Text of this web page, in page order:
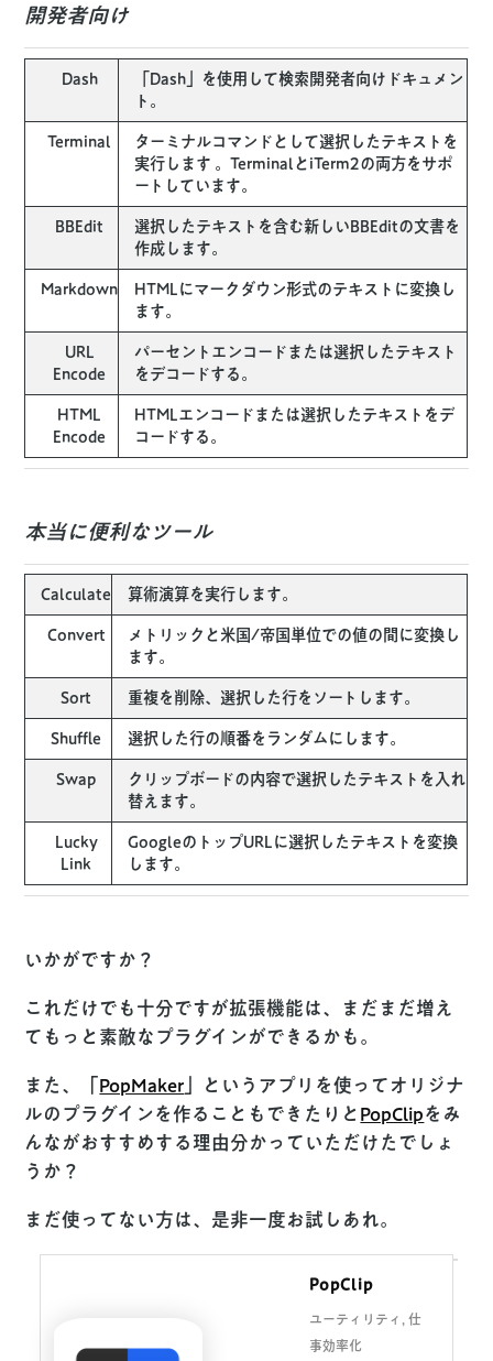
開発者向け
Dash
「Dash」を使用して検索開発者向けドキュメン
ト。
Terminal
ターミナルコマンドとして選択したテキストを
実行します 。TerminalとiTerm2の両方をサポ
ートしています。
BBEdit
選択したテキストを含む新しいBBEditの文書を
作成します。
Markdown
HTMLにマークダウン形式のテキストに変換し
ます。
URL
Encode
パーセントエンコードまたは選択したテキスト
をデコードする。
HTML
Encode
HTMLエンコードまたは選択したテキストをデ
コードする。
本当に便利なツール
Calculate 算術演算を実行します。
Convert
メトリックと米国/帝国単位での値の間に変換し
ます。
Sort 重複を削除、選択した行をソートします。
Shuffle 選択した行の順番をランダムにします。
Swap
クリップボードの内容で選択したテキストを入れ
替えます。
Lucky
Link
GoogleのトップURLに選択したテキストを変換
します。
いかがですか？
これだけでも十分ですが拡張機能は、まだまだ増え
てもっと素敵なプラグインができるかも。
また、「 PopMaker 」というアプリを使ってオリジナ
ルのプラグインを作ることもできたりと PopClipをみ
んながおすすめする理由分かっていただけたでしょ
うか？
まだ使ってない方は、是非一度お試しあれ。
PopClip
ユーティリティ, 仕
事効率化